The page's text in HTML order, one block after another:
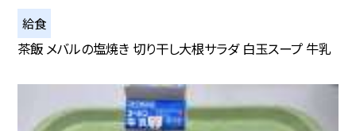
給食
茶飯 メバルの塩焼き 切り干し大根サラダ 白玉スープ 牛乳